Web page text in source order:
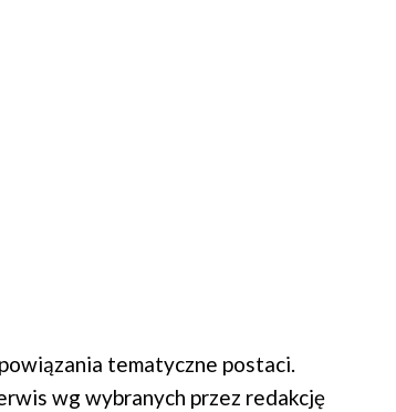
tematyczne postaci.
wg wybranych przez redakcję